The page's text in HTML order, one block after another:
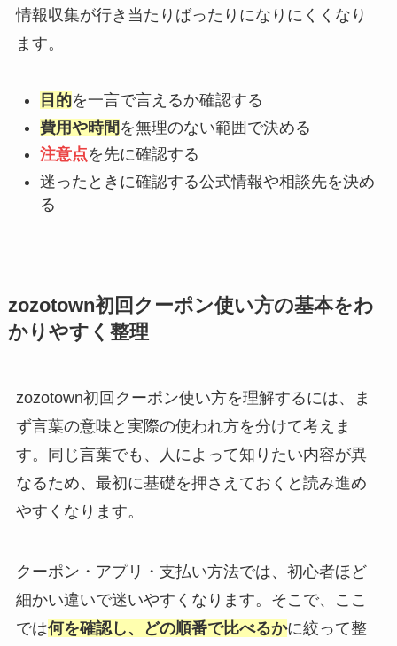
情報収集が行き当たりばったりになりにくくなり
ます。
目的を一言で言えるか確認する
費用や時間 を無理のない範囲で決める
注意点を先に確認する
迷ったときに確認する公式情報や相談先を決め
る
zozotown初回クーポン使い方の基本をわ
かりやすく整理
zozotown初回クーポン使い方を理解するには、ま
ず言葉の意味と実際の使われ方を分けて考えま
す。同じ言葉でも、人によって知りたい内容が異
なるため、最初に基礎を押さえておくと読み進め
やすくなります。
クーポン・アプリ・支払い方法では、初心者ほど
細かい違いで迷いやすくなります。そこで、ここ
では何を確認し、どの順番で比べるかに絞って整